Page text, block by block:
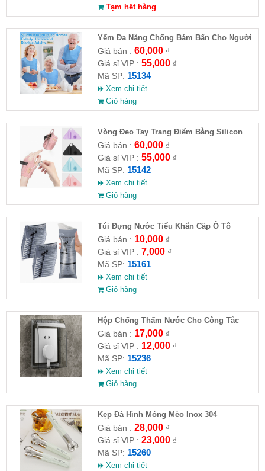
Tạm hết hàng
Yếm Đa Năng Chống Bám Bẩn Cho Người
Cao Tuổi
Giá bán : 60,000₫
Giá sỉ VIP : 55,000₫
Mã SP: 15134
Xem chi tiết
Giỏ hàng
Vòng Đeo Tay Trang Điểm Bằng Silicon
Giá bán : 60,000₫
Giá sỉ VIP : 55,000₫
Mã SP: 15142
Xem chi tiết
Giỏ hàng
Túi Đựng Nước Tiểu Khẩn Cấp Ô Tô
Giá bán : 10,000₫
Giá sỉ VIP : 7,000₫
Mã SP: 15161
Xem chi tiết
Giỏ hàng
Hộp Chống Thấm Nước Cho Công Tắc
Phòng Tắm
Giá bán : 17,000₫
Giá sỉ VIP : 12,000₫
Mã SP: 15236
Xem chi tiết
Giỏ hàng
Kẹp Đá Hình Móng Mèo Inox 304
Giá bán : 28,000₫
Giá sỉ VIP : 23,000₫
Mã SP: 15260
Xem chi tiết